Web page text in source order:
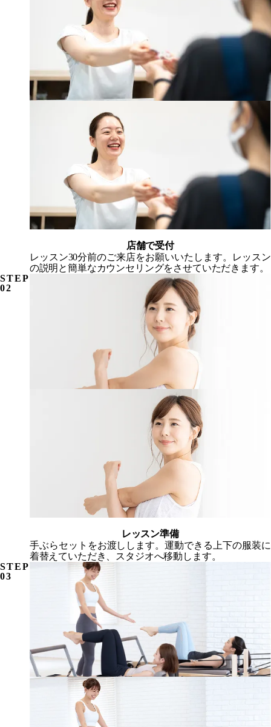
店舗で受付
レッスン30分前のご来店をお願いいたします。レッスン
の説明と簡単なカウンセリングをさせていただきます。
STEP
02
レッスン準備
手ぶらセット をお渡しします。運動できる上下の服装に
着替えていただき、スタジオへ移動します。
STEP
03